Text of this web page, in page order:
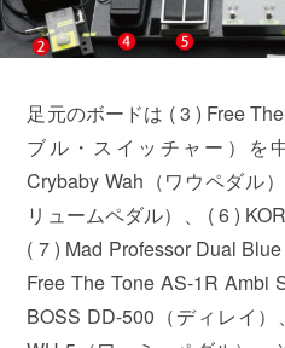
足元のボードは ( 3 ) Free
ブル・スイッチャー）を
Crybaby Wah（ワウペダル
リュームペダル）、 ( 6 )
( 7 ) Mad Professor Dual
Free The Tone AS-1R Ambi
BOSS DD-500（ディレイ